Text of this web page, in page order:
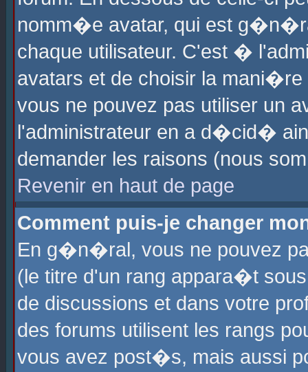
nomm�e avatar, qui est
chaque utilisateur. C'est �
avatars et de choisir la
vous ne pouvez pas utiliser un
l'administrateur en a d�cid�
demander les raisons (nous
Revenir en haut de page
Comment puis-je changer
En g�n�ral, vous ne pouvez
(le titre d'un rang appara�t
de discussions et dans votre
des forums utilisent les rangs
vous avez post�s, mais aussi